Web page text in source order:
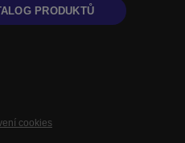
PRODUKTŮ
cookies